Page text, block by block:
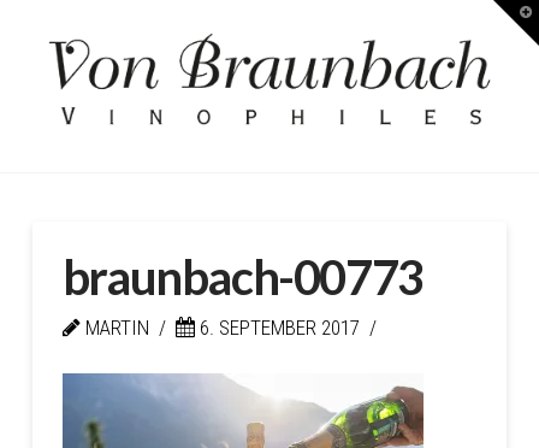
Kellerei
Braunbach
braunbach-00773
MARTIN 6. SEPTEMBER 2017